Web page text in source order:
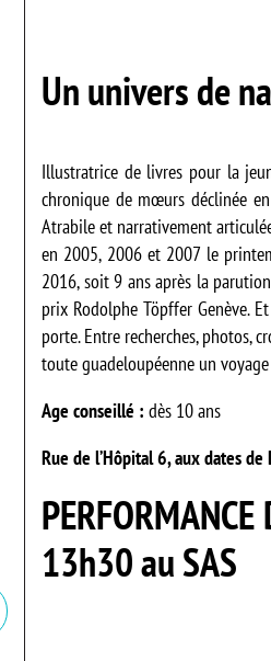
Rechercher
Un univers de
Illustratrice de livres pour la
chronique de mœurs déclinée
Atrabile et narrativement
en 2005, 2006 et 2007 le
2016, soit 9 ans après la
prix Rodolphe Töpffer Genève.
porte. Entre recherches, photos,
toute guadeloupéenne un
Age conseillé : dès 10 ans
Rue de l’Hôpital 6, aux dates de
13h30 au SAS